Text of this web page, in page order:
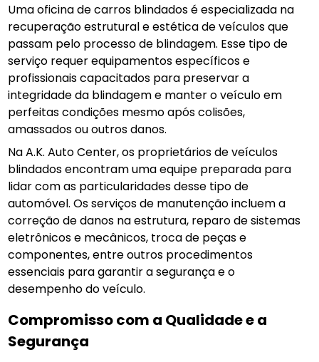
Uma oficina de carros blindados é especializada na
recuperação estrutural e estética de veículos que
passam pelo processo de blindagem. Esse tipo de
serviço requer equipamentos específicos e
profissionais capacitados para preservar a
integridade da blindagem e manter o veículo em
perfeitas condições mesmo após colisões,
amassados ou outros danos.
Na A.K. Auto Center, os proprietários de veículos
blindados encontram uma equipe preparada para
lidar com as particularidades desse tipo de
automóvel. Os serviços de manutenção incluem a
correção de danos na estrutura, reparo de sistemas
eletrônicos e mecânicos, troca de peças e
componentes, entre outros procedimentos
essenciais para garantir a segurança e o
desempenho do veículo.
Compromisso com a Qualidade e a
Segurança